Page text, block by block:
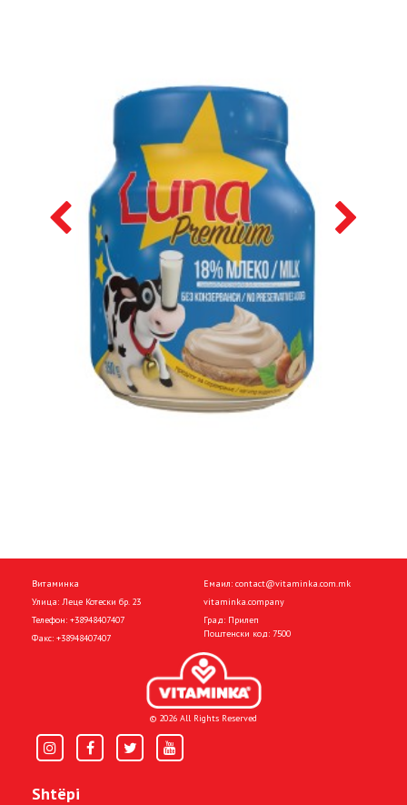
Витаминка
Улица: Леце Котески бр. 23
Телефон: +38948407407
Факс: +38948407407
Емаил: contact@vitaminka.com.mk
vitaminka.company
Град: Прилеп
Поштенски код: 7500
© 2026 All Rights Reserved
Shtëpi